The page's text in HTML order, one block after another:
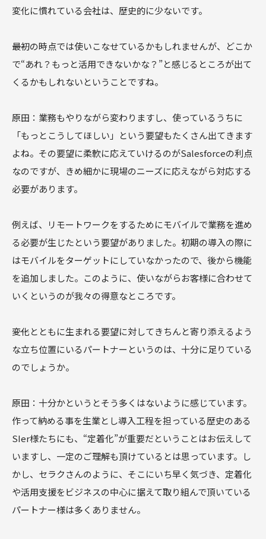
変化に慣れている会社は、歴史的に少ないです。
――最初の時点では使いこなせているかもしれませんが、どこか
で“あれ？もっと活用できないかな？”と感じるところが出て
くるかもしれないということですね。
原田：業務もやりながら変わりますし、使っているうちに
「もっとこうしてほしい」という要望もたくさん出てきます
よね。その要望に柔軟に応えていけるのがSalesforceの利点
なのですが、きめ細かに現場のニーズに応えながら対応する
必要があります。
例えば、リモートワークをするためにモバイルで業務を進め
る必要が生じたという要望がありました。初期の導入の際に
はモバイルをターゲットにしていなかったので、後から機能
を追加しました。このように、使いながらお客様に合わせて
いくというのが我々の得意なところです。
――変化とともに生まれる要望に対してきちんと寄り添えるよう
な立ち位置にいるパートナーというのは、十分に足りている
のでしょうか。
原田：十分かというとそう多くはないように感じています。
作って納める事を生業とし導入工程を担っている歴史のある
SIer様たちにも、“定着化”が重要だということはお伝えして
いますし、一定のご理解も頂けているとは思っています。し
かし、セラクさんのように、そこにいち早く気づき、定着化
や活用支援をビジネスの中心に据えて取り組んで頂いている
パートナー様は多くありません。